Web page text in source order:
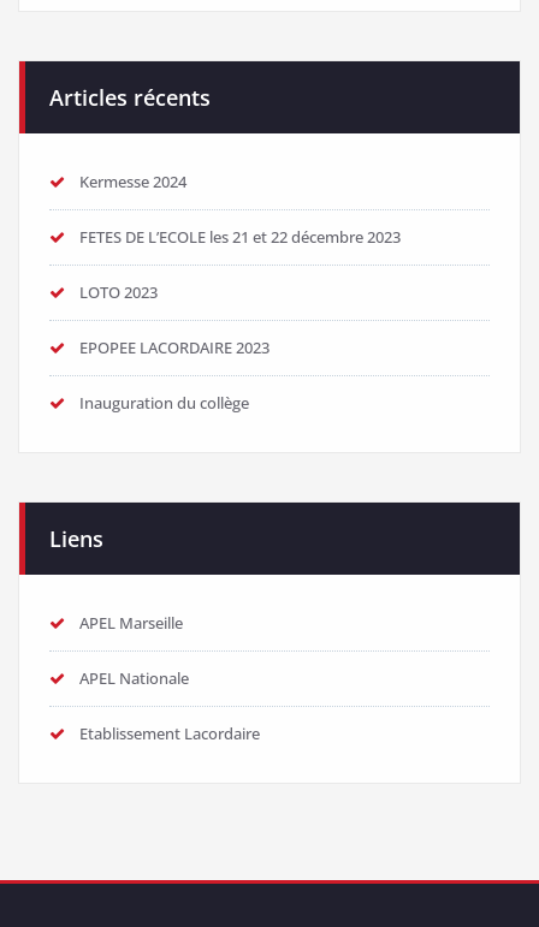
Articles récents
Kermesse 2024
FETES DE L’ECOLE les 21 et 22 décembre 2023
LOTO 2023
EPOPEE LACORDAIRE 2023
Inauguration du collège
Liens
APEL Marseille
APEL Nationale
Etablissement Lacordaire